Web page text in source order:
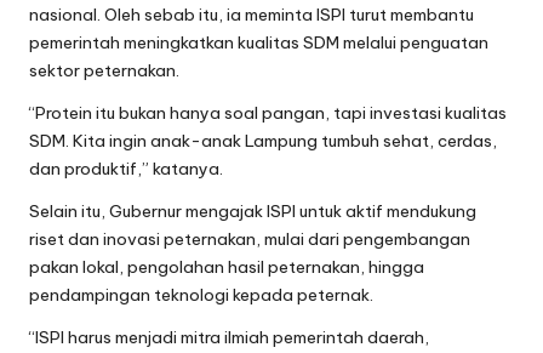
nasional. Oleh sebab itu, ia meminta ISPI turut membantu
pemerintah meningkatkan kualitas SDM melalui penguatan
sektor peternakan.
“Protein itu bukan hanya soal pangan, tapi investasi kualitas
SDM. Kita ingin anak-anak Lampung tumbuh sehat, cerdas,
dan produktif,” katanya.
Selain itu, Gubernur mengajak ISPI untuk aktif mendukung
riset dan inovasi peternakan, mulai dari pengembangan
pakan lokal, pengolahan hasil peternakan, hingga
pendampingan teknologi kepada peternak.
“ISPI harus menjadi mitra ilmiah pemerintah daerah,